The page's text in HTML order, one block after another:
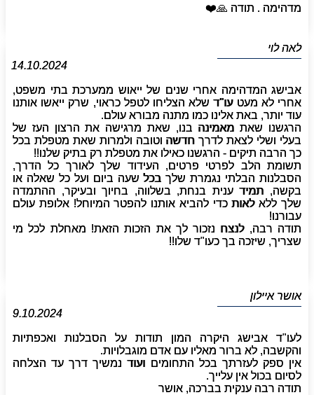
מדהימה . תודה 🙏❤️
אבישג המדהימה אחרי שנים של ייאוש ממערכת בתי משפט,
אחרי לא מעט עו"ד שלא הצליחו לטפל כראוי, שרק ייאשו אותנו
עוד יותר, באת אלינו כמו מתנה מבורא עולם.
הרגשנו שאת מאמינה בנו, שאת מרגישה את הרצון העז של
בעלי ושלי לצאת לדרך חדשה וטובה ולמרות שאת מטפלת בכל
כך הרבה תיקים - הרגשנו כאילו את מטפלת רק בתיק שלנו!!
תשומת הלב לפרטי פרטים, העידוד שלך לאורך כל הדרך,
הסבלנות הבלתי נגמרת שלך בכל שעה ביום ועל כל שאלה או
בקשה, תמיד ענית בנחת, בשלווה, בחיוך ובעיקר, ההתמדה
שלך ללא לאות כדי להביא אותנו להפטר המיוחל! אלופת עולם
עבורנו!
תודה רבה, לנצח נזכור לך את הזכות הזאת! מאחלת לכל מי
שצריך, שיזכה בך כעו"ד שלו!!
לאה לוי
14.10.2024
לעו"ד אבישג היקרה המון תודות על הסבלנות ואכפתיות
והקשבה, לא ברור מאליו עם אדם מוגבלויות.
אין ספק לעזרתך בכל התחומים ועוד נמשיך דרך עד הצלחה
לסיום בכול אין עלייך.
תודה רבה ענקית בברכה, אושר
אושר איילון
9.10.2024